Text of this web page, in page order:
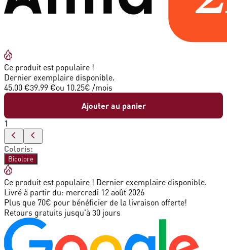
Ce produit est populaire !
Dernier exemplaire disponible.
45.00 €39.99 €ou 10.25€ /mois
Ajouter au panier
1
Coloris:
Bicolore
Ce produit est populaire ! Dernier exemplaire disponible.
Livré à partir du: mercredi 12 août 2026
Plus que 70€ pour bénéficier de la livraison offerte!
Retours gratuits jusqu'à 30 jours